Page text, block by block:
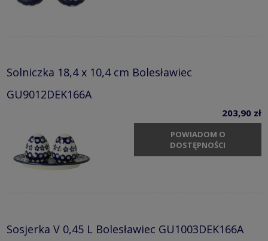
Solniczka 18,4 x 10,4 cm Bolesławiec
GU9012DEK166A
203,90 zł
POWIADOM O
DOSTĘPNOŚCI
Sosjerka V 0,45 L Bolesławiec GU1003DEK166A